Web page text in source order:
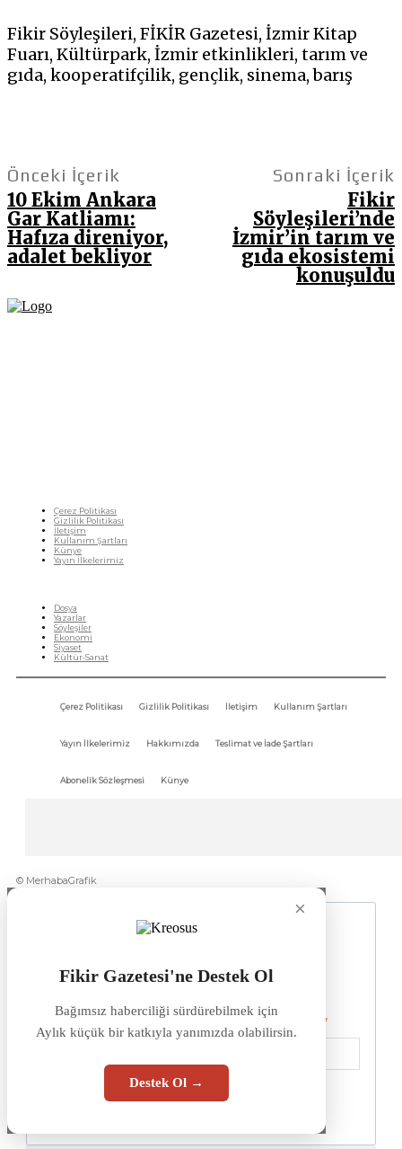
Fikir Söyleşileri, FİKİR Gazetesi, İzmir Kitap
Fuarı, Kültürpark, İzmir etkinlikleri, tarım ve
gıda, kooperatifçilik, gençlik, sinema, barış
Önceki İçerik
10 Ekim Ankara
Gar Katliamı:
Hafıza direniyor,
adalet bekliyor
Sonraki İçerik
Fikir
Söyleşileri’nde
İzmir’in tarım ve
gıda ekosistemi
konuşuldu
Çerez Politikası
Gizlilik Politikası
İletişim
Kullanım Şartları
Künye
Yayın İlkelerimiz
Dosya
Yazarlar
Söyleşiler
Ekonomi
Siyaset
Kültür-Sanat
Çerez Politikası Gizlilik Politikası İletişim Kullanım Şartları
Yayın İlkelerimiz Hakkımızda Teslimat ve İade Şartları
Abonelik Sözleşmesi Künye
© MerhabaGrafik
×
Fikir Gazetesi'ne Destek Ol
Bağımsız haberciliği sürdürebilmek için
Aylık küçük bir katkıyla yanımızda olabilirsin.
Destek Ol →